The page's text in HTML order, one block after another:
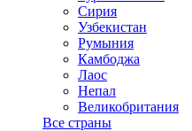
Сирия
Узбекистан
Румыния
Камбоджа
Лаос
Непал
Великобритания
Все страны